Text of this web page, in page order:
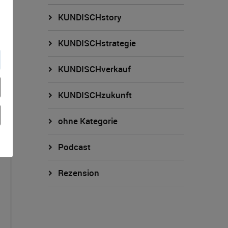
KUNDISCHstory
KUNDISCHstrategie
KUNDISCHverkauf
KUNDISCHzukunft
ohne Kategorie
Podcast
Rezension